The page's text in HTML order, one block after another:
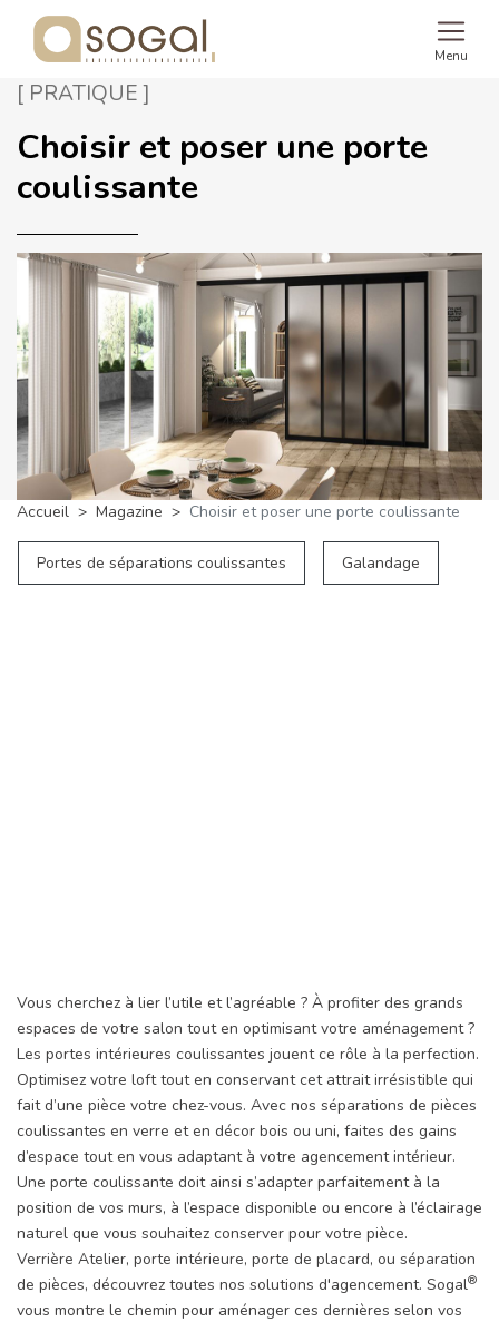
Menu
[ PRATIQUE ]
Choisir et poser une porte
coulissante
Accueil Magazine Choisir et poser une porte coulissante
Portes de séparations coulissantes Galandage
Vous cherchez à lier l’utile et l’agréable ? À profiter des grands
espaces de votre salon tout en optimisant votre aménagement ?
Les portes intérieures coulissantes jouent ce rôle à la perfection.
Optimisez votre loft tout en conservant cet attrait irrésistible qui
fait d’une pièce votre chez-vous. Avec nos séparations de pièces
coulissantes en verre et en décor bois ou uni, faites des gains
d’espace tout en vous adaptant à votre agencement intérieur.
Une porte coulissante doit ainsi s’adapter parfaitement à la
position de vos murs, à l’espace disponible ou encore à l’éclairage
naturel que vous souhaitez conserver pour votre pièce.
Verrière Atelier, porte intérieure, porte de placard, ou séparation
de pièces, découvrez toutes nos solutions d'agencement. Sogal®
vous montre le chemin pour aménager ces dernières selon vos